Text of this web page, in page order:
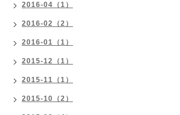
2016-04（1）
2016-02（2）
2016-01（1）
2015-12（1）
2015-11（1）
2015-10（2）